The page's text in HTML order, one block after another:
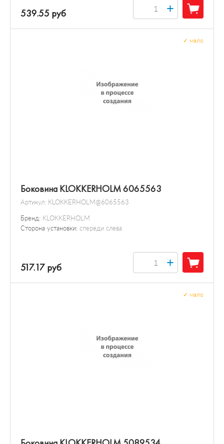
539.55 руб +
Боковина KLOKKERHOLM 6065563
Артикул: KLOKKERHOLM@6065563
Бренд: KLOKKERHOLM
Сторона установки: спереди слева
мало
517.17 руб +
мало